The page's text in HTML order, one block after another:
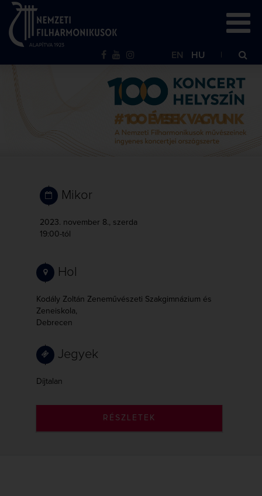
EN HU
Mikor
2023. november 8., szerda
19:00-tól
Hol
Kodály Zoltán Zeneművészeti Szakgimnázium és
Zeneiskola,
Debrecen
Jegyek
Díjtalan
RÉSZLETEK